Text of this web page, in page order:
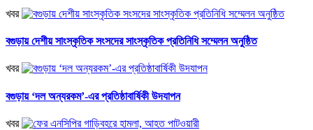
খবর
বগুড়ায় দেশীয় সাংস্কৃতিক সংসদের সাংস্কৃতিক প্রতিনিধি সম্মেলন অনুষ্ঠিত
খবর
বগুড়ায় ‘দল অন্যরকম’-এর প্রতিষ্ঠাবার্ষিকী উদযাপন
খবর